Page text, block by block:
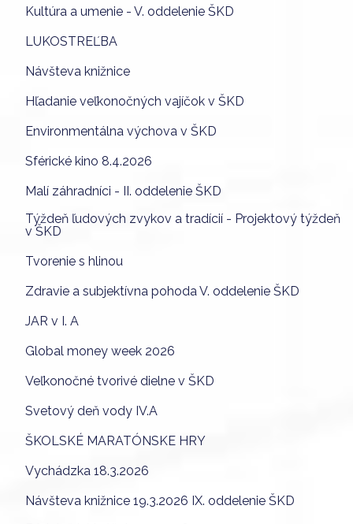
Kultúra a umenie - V. oddelenie ŠKD
LUKOSTREĽBA
Návšteva knižnice
Hľadanie veľkonočných vajíčok v ŠKD
Environmentálna výchova v ŠKD
Sférické kino 8.4.2026
Malí záhradníci - II. oddelenie ŠKD
Týždeň ľudových zvykov a tradícií - Projektový týždeň
v ŠKD
Tvorenie s hlinou
Zdravie a subjektívna pohoda V. oddelenie ŠKD
JAR v I. A
Global money week 2026
Veľkonočné tvorivé dielne v ŠKD
Svetový deň vody IV.A
ŠKOLSKÉ MARATÓNSKE HRY
Vychádzka 18.3.2026
Návšteva knižnice 19.3.2026 IX. oddelenie ŠKD